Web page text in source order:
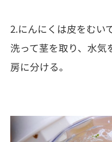
2.にんにくは皮をむい
洗って茎を取り、水気
房に分ける。